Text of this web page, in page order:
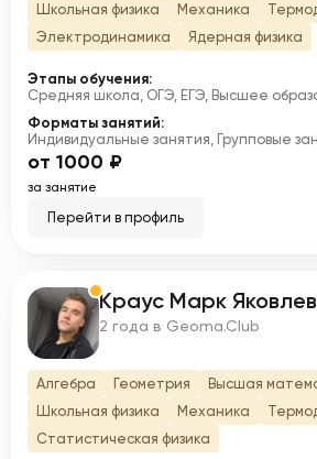
Школьная физика Механика
Электродинамика
Ядерная физика
Этапы обучения:
Средняя школа, ОГЭ, ЕГЭ, Высшее
Форматы занятий:
Индивидуальные занятия, Групповые
от 1000 ₽
за занятие
Перейти в профиль
К Краус Марк
2 года в Geoma.Club
Алгебра Геометрия
Высшая
Школьная физика
Механика
Статистическая физика